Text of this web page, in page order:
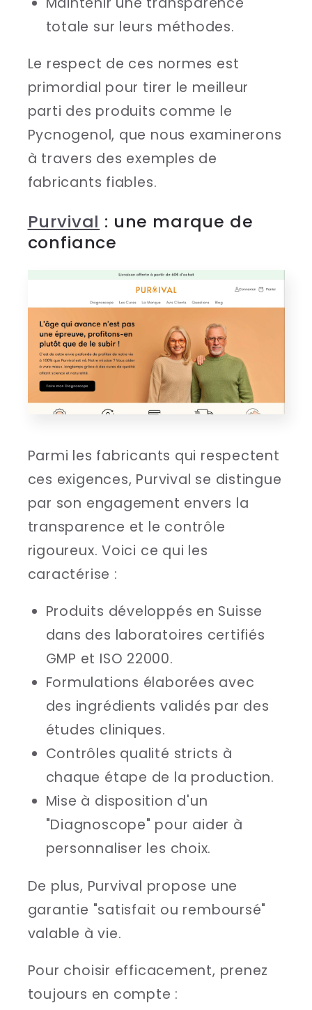
totale sur leurs méthodes.
Le respect de ces normes est
primordial pour tirer le meilleur
parti des produits comme le
Pycnogenol, que nous examinerons
à travers des exemples de
fabricants fiables.
Purvival : une marque de
confiance
Parmi les fabricants qui respectent
ces exigences, Purvival se distingue
par son engagement envers la
transparence et le contrôle
rigoureux. Voici ce qui les
caractérise :
Produits développés en Suisse
dans des laboratoires certifiés
GMP et ISO 22000.
Formulations élaborées avec
des ingrédients validés par des
études cliniques.
Contrôles qualité stricts à
chaque étape de la production.
Mise à disposition d'un
"Diagnoscope" pour aider à
personnaliser les choix.
De plus, Purvival propose une
garantie "satisfait ou remboursé"
valable à vie.
Pour choisir efficacement, prenez
toujours en compte :